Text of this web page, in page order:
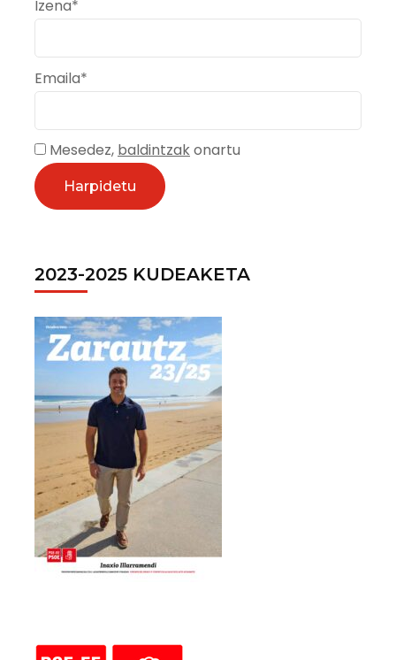
Izena*
Emaila*
Mesedez, baldintzakonartu
2023-2025 KUDEAKETA